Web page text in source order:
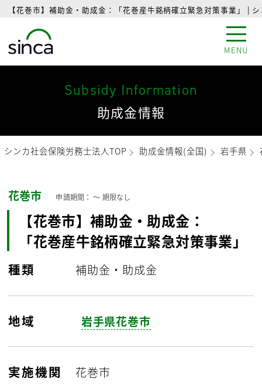
【花巻市】補助金・助成金：「花巻産牛銘柄確立緊急対策事業」 |
MENU
Subsidy Information
助成金情報
シンカ社会保険労務士法人TOP 助成金情報(全国) 岩手県
花巻市 申請期間： 〜 期限なし
【花巻市】補助金・助成金：
「花巻産牛銘柄確立緊急対策事業」
種類 補助金・助成金
地域 岩手県花巻市
実施機関 花巻市